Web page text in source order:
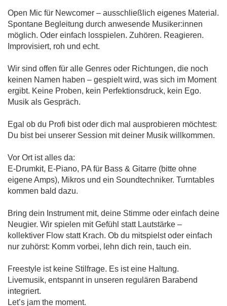
Open Mic für Newcomer – ausschließlich eigenes Material.
Spontane Begleitung durch anwesende Musiker:innen
möglich. Oder einfach losspielen. Zuhören. Reagieren.
Improvisiert, roh und echt.
Wir sind offen für alle Genres oder Richtungen, die noch
keinen Namen haben – gespielt wird, was sich im Moment
ergibt. Keine Proben, kein Perfektionsdruck, kein Ego.
Musik als Gespräch.
Egal ob du Profi bist oder dich mal ausprobieren möchtest:
Du bist bei unserer Session mit deiner Musik willkommen.
Vor Ort ist alles da:
E-Drumkit, E-Piano, PA für Bass & Gitarre (bitte ohne
eigene Amps), Mikros und ein Soundtechniker. Turntables
kommen bald dazu.
Bring dein Instrument mit, deine Stimme oder einfach deine
Neugier. Wir spielen mit Gefühl statt Lautstärke –
kollektiver Flow statt Krach. Ob du mitspielst oder einfach
nur zuhörst: Komm vorbei, lehn dich rein, tauch ein.
Freestyle ist keine Stilfrage. Es ist eine Haltung.
Livemusik, entspannt in unseren regulären Barabend
integriert.
Let’s jam the moment.